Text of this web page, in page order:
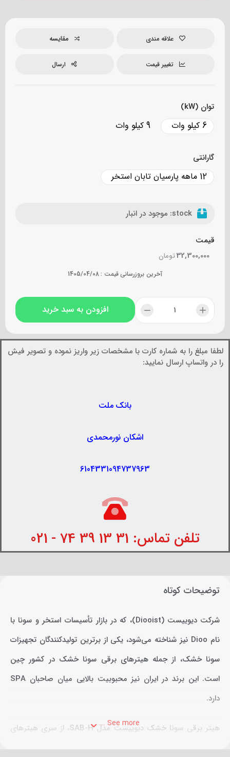
علاقه مندی مقایسه
تغییر قیمت ارسال
توان (kW)
6 کیلو وات 9 کیلو وات
گارانتی
12 ماهه پارسیان تابان استخر
stock: موجود در انبار
قیمت
تومان32,300,000
آخرین بروزرسانی قیمت :1405/04/08
افزودن به سبد خرید
لطفا مبلغ را به شماره کارت با مشخصات زیر واریز نموده و تصویر فیش
را در واتساپ ارسال نمایید:
بانک ملت
اشکان نورمحمدی
6104331094737963
تلفن تماس: 31 13 39 74 - 021
توضیحات کوتاه
شرکت دیوییست (Diooist)، که در بازار تأسیسات استخر و سونا با
نام Dioo نیز شناخته می‌شود، یکی از برترین تولیدکنندگان تجهیزات
سونا خشک، از جمله هیترهای برقی سونا خشک در کشور چین
است. این برند در ایران نیز محبوبیت بالایی میان صاحبان SPA
دارد.
هیتر برقی سونا خشک دیوییست مدل SAB-H، از سری هیترهای
برقی سونا خشک Diooist است که با همکاری کشورهای چین و
See more ...